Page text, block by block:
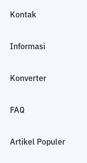
Kontak
Informasi
Konverter
FAQ
Artikel Populer